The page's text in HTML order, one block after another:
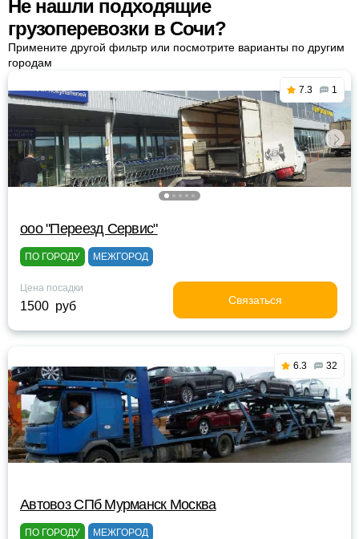
Не нашли подходящие
грузоперевозки в Сочи?
Примените другой фильтр или посмотрите варианты по другим
городам
7.3 1
ооо "Переезд Сервис"
ПО ГОРОДУ МЕЖГОРОД
Цена посадки
1500 руб Связаться
6.3 32
Автовоз СПб Мурманск Москва
ПО ГОРОДУ МЕЖГОРОД